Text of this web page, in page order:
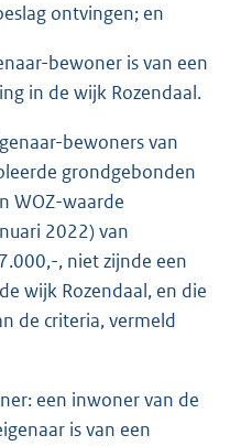
ontvingen; en
bewoner is van een
in de wijk Rozendaal.
bewoners van
grondgebonden
WOZ-waarde
2022) van
, niet zijnde een
wijk Rozendaal, en die
de criteria, vermeld
een inwoner van de
is van een